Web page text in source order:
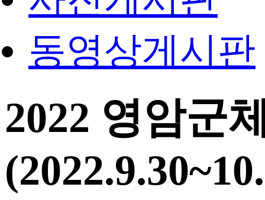
동영상게시판
2022 영암군